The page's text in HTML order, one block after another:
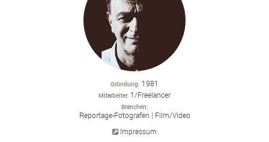
Gründung 1981
Mitarbeiter 1/Freelancer
Branchen
Reportage-Fotografen Film/Video
Impressum